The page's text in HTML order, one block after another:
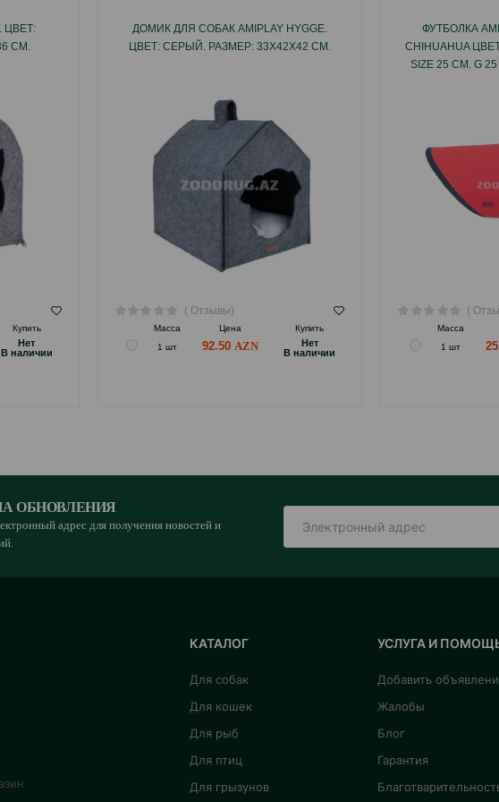
ЦВЕТ:
СМ.
Купить
Hет
B наличии
ДОМИК ДЛЯ СОБАК AMIPLAY HYGGE.
ЦВЕТ: СЕРЫЙ. РАЗМЕР: 33Х42Х42 СМ.
( Отзывы)
Масса Цена
Купить
1 шт
92.50
Hет
B наличии
ФУТБОЛКА
CHIHUAHUA
SIZE 25 СМ. G
(
Масса
1 шт
ОБНОВЛЕНИЯ
адрес для получения новостей и
КАТАЛОГ
Для собак
Для кошек
Для рыб
Для птиц
Для грызунов
УСЛУГА И
Добавить
Жалобы
Блог
Гарантия